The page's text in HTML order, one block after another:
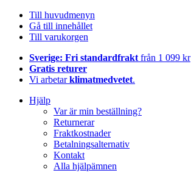
Till huvudmenyn
Gå till innehållet
Till varukorgen
Sverige: Fri standardfrakt från 1 099 kr
Gratis returer
Vi arbetarklimatmedvetet.
Hjälp
Var är min beställning?
Returnerar
Fraktkostnader
Betalningsalternativ
Kontakt
Alla hjälpämnen